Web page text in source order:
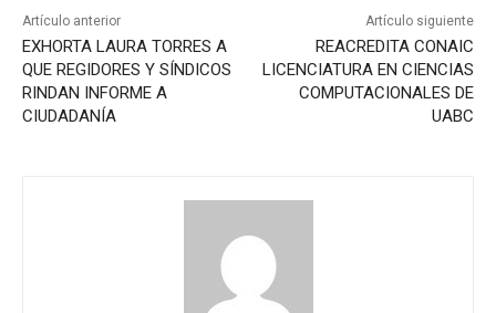
Artículo anterior
EXHORTA LAURA TORRES A
QUE REGIDORES Y SÍNDICOS
RINDAN INFORME A
CIUDADANÍA
Artículo siguiente
REACREDITA CONAIC
LICENCIATURA EN CIENCIAS
COMPUTACIONALES DE
UABC